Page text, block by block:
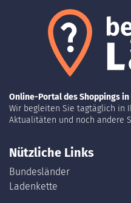
Online-Portal des Shoppings
Wir begleiten Sie tagtäglich in
Aktualitäten und noch andere
Nützliche Links
Bundesländer
Ladenkette